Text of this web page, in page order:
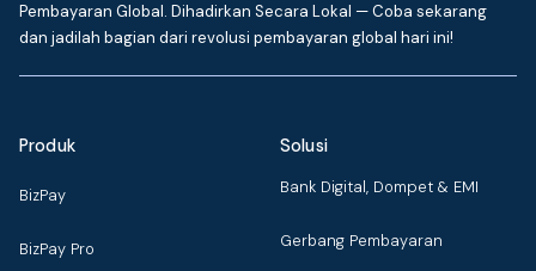
Pembayaran Global. Dihadirkan Secara Lokal — Coba sekarang
dan jadilah bagian dari revolusi pembayaran global hari ini!
Produk
BizPay
BizPay Pro
Solusi
Bank Digital, Dompet & EMI
Gerbang Pembayaran